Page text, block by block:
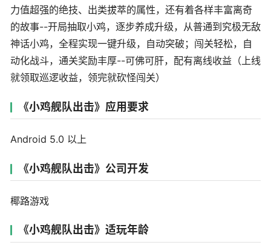
力值超强的绝技、出类拔萃的属性，还有着各样丰富离奇
的故事--开局抽取小鸡，逐步养成升级，从普通到究极无敌
神话小鸡，全程实现一键升级，自动突破；闯关轻松，自
动化战斗，通关奖励丰厚--可佛可肝，配有离线收益（上线
就领取巡逻收益，领完就砍怪闯关）
《小鸡舰队出击》应用要求
Android 5.0 以上
《小鸡舰队出击》公司开发
椰路游戏
《小鸡舰队出击》适玩年龄